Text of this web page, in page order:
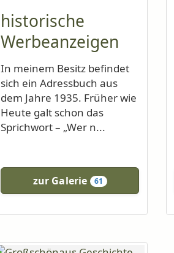
historische
Werbeanzeigen
In meinem Besitz befindet
sich ein Adressbuch aus
dem Jahre 1935. Früher wie
Heute galt schon das
Sprichwort – „Wer n...
zur Galerie 61